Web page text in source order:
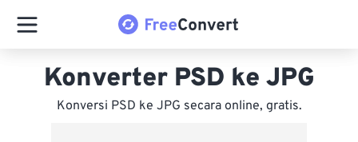
Konverter PSD ke JPG
Konversi PSD ke JPG secara online, gratis.